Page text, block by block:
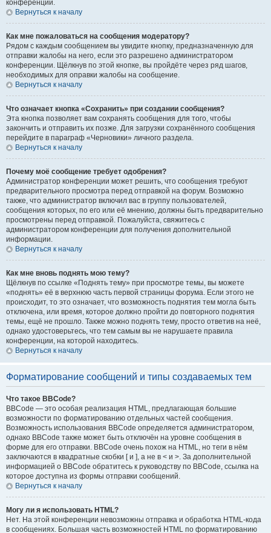
конференции.
Вернуться к началу
Как мне пожаловаться на сообщения модератору?
Рядом с каждым сообщением вы увидите кнопку, предназначенную для
отправки жалобы на него, если это разрешено администратором
конференции. Щёлкнув по этой кнопке, вы пройдёте через ряд шагов,
необходимых для оправки жалобы на сообщение.
Вернуться к началу
Что означает кнопка «Сохранить» при создании сообщения?
Эта кнопка позволяет вам сохранять сообщения для того, чтобы
закончить и отправить их позже. Для загрузки сохранённого сообщения
перейдите в параграф «Черновики» личного раздела.
Вернуться к началу
Почему моё сообщение требует одобрения?
Администратор конференции может решить, что сообщения требуют
предварительного просмотра перед отправкой на форум. Возможно
также, что администратор включил вас в группу пользователей,
сообщения которых, по его или её мнению, должны быть предварительно
просмотрены перед отправкой. Пожалуйста, свяжитесь с
администратором конференции для получения дополнительной
информации.
Вернуться к началу
Как мне вновь поднять мою тему?
Щёлкнув по ссылке «Поднять тему» при просмотре темы, вы можете
«поднять» её в верхнюю часть первой страницы форума. Если этого не
происходит, то это означает, что возможность поднятия тем могла быть
отключена, или время, которое должно пройти до повторного поднятия
темы, ещё не прошло. Также можно поднять тему, просто ответив на неё,
однако удостоверьтесь, что тем самым вы не нарушаете правила
конференции, на которой находитесь.
Вернуться к началу
Форматирование сообщений и типы создаваемых тем
Что такое BBCode?
BBCode — это особая реализация HTML, предлагающая большие
возможности по форматированию отдельных частей сообщения.
Возможность использования BBCode определяется администратором,
однако BBCode также может быть отключён на уровне сообщения в
форме для его отправки. BBCode очень похож на HTML, но теги в нём
заключаются в квадратные скобки [ и ], а не в < и >. За дополнительной
информацией о BBCode обратитесь к руководству по BBCode, ссылка на
которое доступна из формы отправки сообщений.
Вернуться к началу
Могу ли я использовать HTML?
Нет. На этой конференции невозможны отправка и обработка HTML-кода
в сообщениях. Большая часть возможностей HTML по форматированию